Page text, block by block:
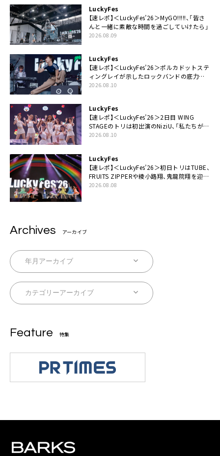
LuckyFes
【速レポ】＜LuckyFes’26＞MyGO!!!!!、「皆さ
んと一緒に素敵な時間を過ごしていけたら」
2026.08.09
LuckyFes
【速レポ】＜LuckyFes’26＞ポルカドットステ
ィングレイが示したロックバンドの底力
「LuckyFesのマスコットキャラクターである
2026.08.10
LuckyFes
【速レポ】＜LuckyFes’26＞2日目 WING
STAGEのトリは初出演のNiziU、「私たちが最
高の夏の思い出にしてみせます」
2026.08.10
LuckyFes
【速レポ】＜LuckyFes’26＞初日トリはTUBE、
FRUITS ZIPPERや綾小路翔、鬼龍院翔を迎え
た豪華コラボも「知ってたらぜひ一緒に歌っ
2026.08.08
Archives アーカイブ
Feature 特集